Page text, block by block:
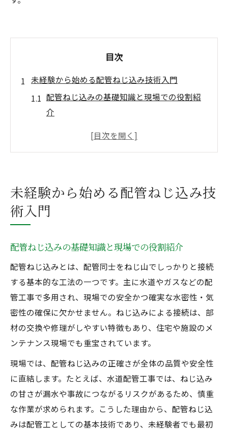
目次
未経験から始める配管ねじ込み技術入門
配管ねじ込みの基礎知識と現場での役割紹
介
未経験者が配管ねじ込みを習得するコツ
配管工として安定収入を目指す考え方とは
配管ねじ込み習得が安定収入に繋がる理由
配管ねじ込み技術でキャリアを築く方法
水道配管工事分野で求められるスキル
配管施工現場で評価される働き方のポイン
ト
配管ねじ込みの基本を覚えるためのポイント
配管ねじ込み手順を簡単にマスターする方
法
現場で役立つ配管工事やり方の実践例
配管施工で覚えておきたい安全確認の要点
配管工事資格なしでも始められる基礎知識
配管ねじ込み作業で陥りやすい失敗例
未経験から始める配管ねじ込み技
術入門
配管ねじ込みの基礎知識と現場での役割紹介
配管ねじ込みとは、配管同士をねじ山でしっかりと接続
する基本的な工法の一つです。主に水道やガスなどの配
管工事で多用され、現場での安全かつ確実な水密性・気
密性の確保に欠かせません。ねじ込みによる接続は、部
材の交換や修理がしやすい特徴もあり、住宅や施設のメ
ンテナンス現場でも重宝されています。
現場では、配管ねじ込みの正確さが全体の品質や安全性
に直結します。たとえば、水道配管工事では、ねじ込み
の甘さが漏水や事故につながるリスクがあるため、慎重
な作業が求められます。こうした理由から、配管ねじ込
みは配管工としての基本技術であり、未経験者でも最初